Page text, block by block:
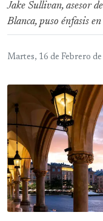
Jake Sullivan, asesor
Blanca, puso énfasis
Martes, 16 de Febrero